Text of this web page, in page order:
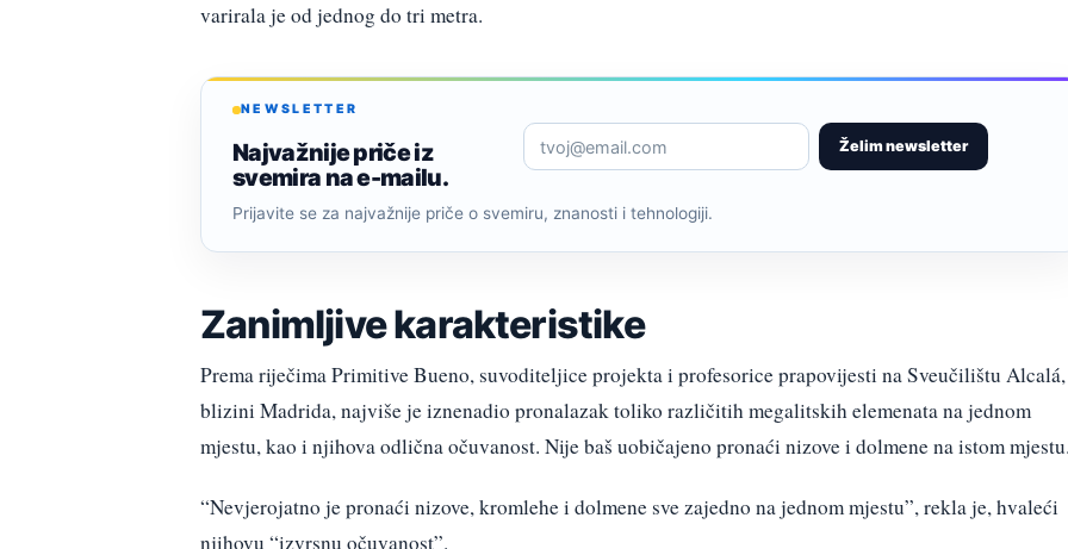
varirala je od jednog do tri metra.
NEWSLETTER
Najvažnije priče iz
svemira na e-mailu.
Želim newsletter
Prijavite se za najvažnije priče o svemiru, znanosti i tehnologiji.
Zanimljive karakteristike
Prema riječima Primitive Bueno, suvoditeljice projekta i profesorice prapovijesti na Sveučilištu
blizini Madrida, najviše je iznenadio pronalazak toliko različitih megalitskih elemenata na jednom
mjestu, kao i njihova odlična očuvanost. Nije baš uobičajeno pronaći nizove i dolmene na istom
“Nevjerojatno je pronaći nizove, kromlehe i dolmene sve zajedno na jednom mjestu”, rekla je, hvaleći
njihovu “izvrsnu očuvanost”.